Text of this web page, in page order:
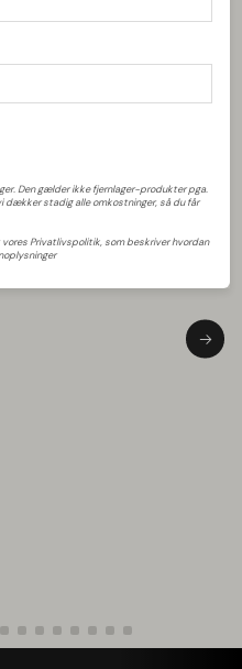
1.995kr.
Den gælder ikke fjernlager-produkter pga.
dækker stadig alle omkostninger, så du får
Privatlivspolitik, som beskriver hvordan